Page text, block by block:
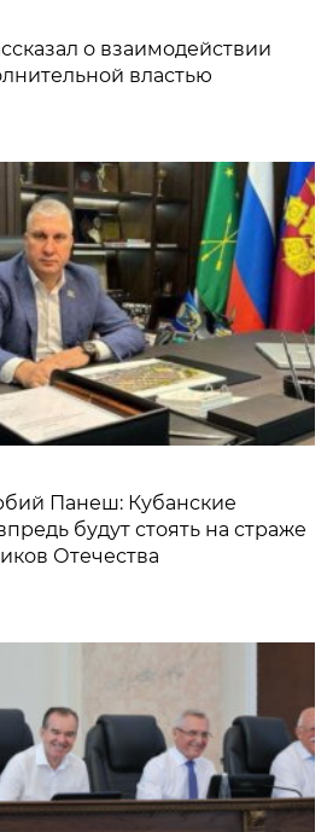
о взаимодействии
властью
Панеш: Кубанские
будут стоять на страже
Отечества